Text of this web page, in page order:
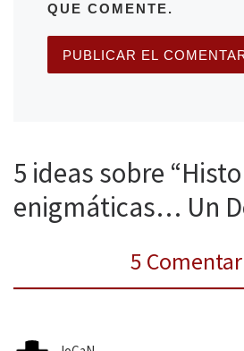
QUE COMENTE.
5 ideas sobre
enigmáticas… Un
5